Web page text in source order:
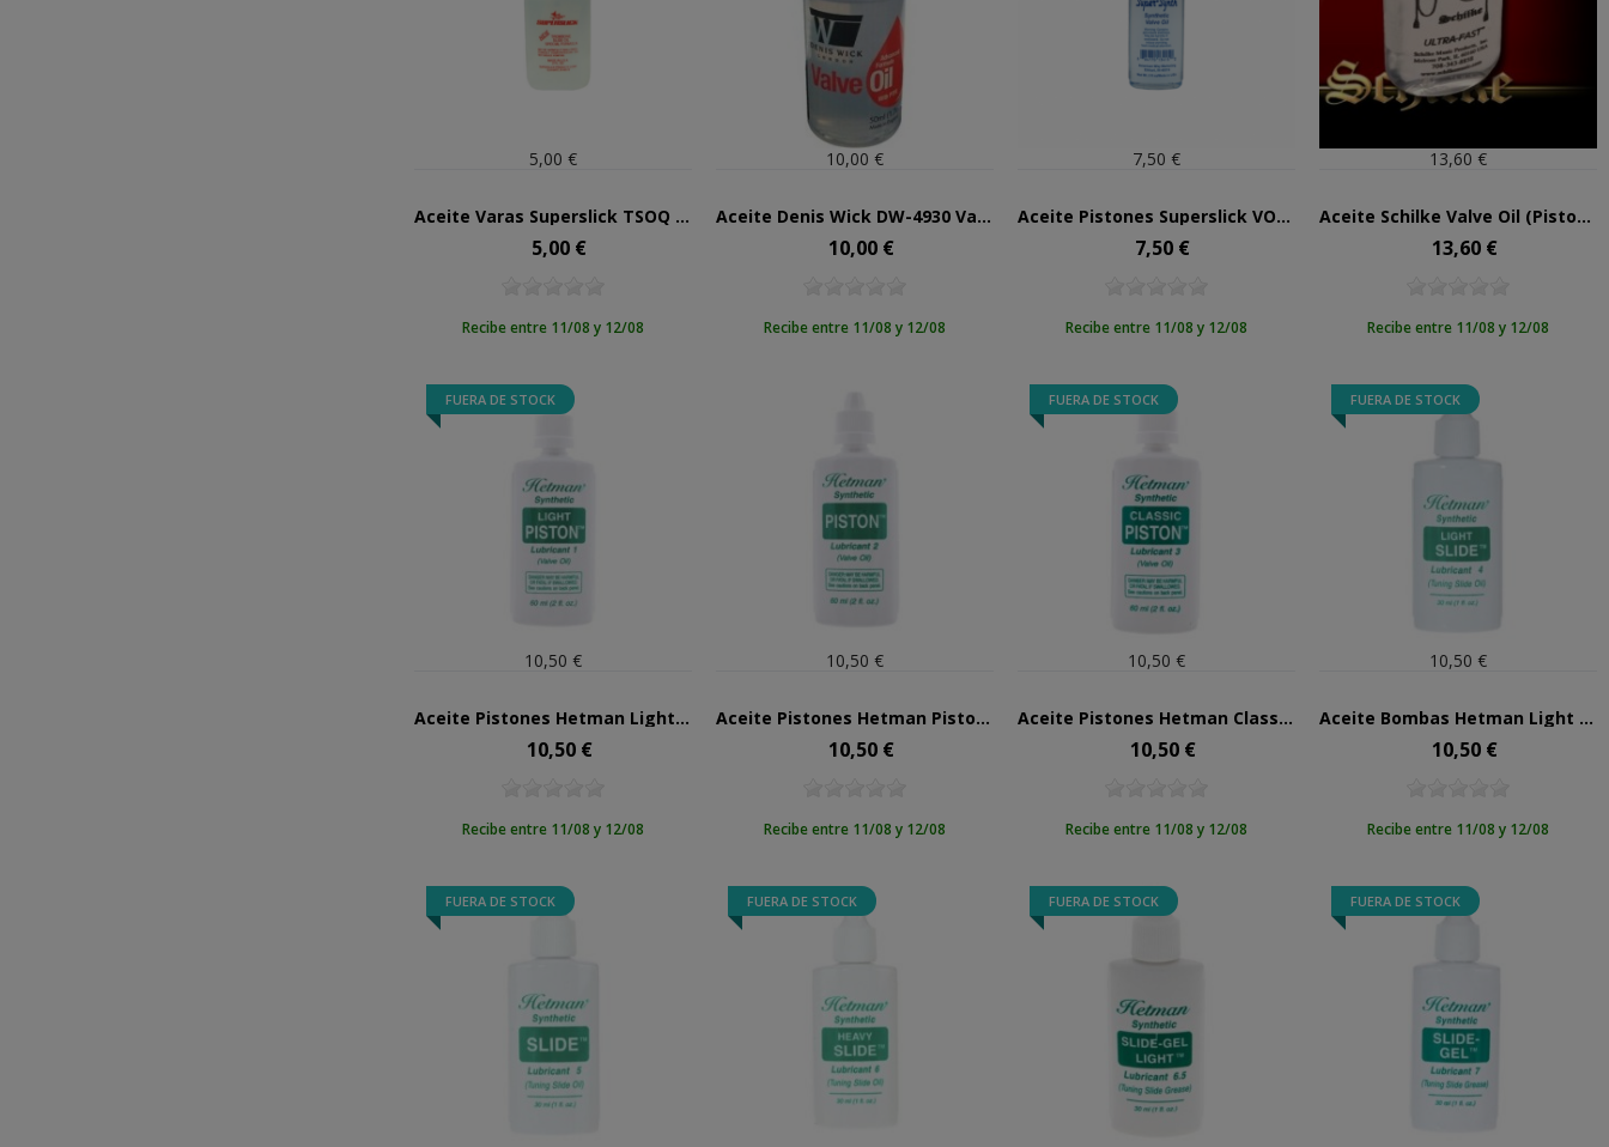
5,00 €
Aceite Varas Superslick TSOQ 37ml
Precio
5,00 €
Recibe entre 11/08 y 12/08
10,00 €
Aceite Denis Wick DW-4930 Valve Oil
Precio
10,00 €
Recibe entre 11/08 y 12/08
7,50 €
Aceite Pistones Superslick VO2-SYN Sintético 60ml
Precio
7,50 €
Recibe entre 11/08 y 12/08
13,60 €
Aceite Schilke Valve Oil (Pistones)
Precio
13,60 €
Recibe entre 11/08 y 12/08
FUERA DE STOCK
10,50 €
Aceite Pistones Hetman Light Piston Nº1
Precio
10,50 €
Recibe entre 11/08 y 12/08
10,50 €
Aceite Pistones Hetman Piston Nº2
Precio
10,50 €
Recibe entre 11/08 y 12/08
FUERA DE STOCK
10,50 €
Aceite Pistones Hetman Classic Piston Nº3
Precio
10,50 €
Recibe entre 11/08 y 12/08
FUERA DE STOCK
10,50 €
Aceite Bombas Hetman Light Slide Nº4
Precio
10,50 €
Recibe entre 11/08 y 12/08
FUERA DE STOCK FUERA DE STOCK FUERA DE STOCK FUERA DE STOCK